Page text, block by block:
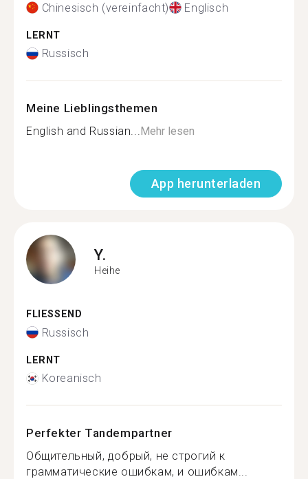
Chinesisch (vereinfacht) Englisch
LERNT
Russisch
Meine Lieblingsthemen
English and Russian...Mehr lesen
App herunterladen
Y.
Heihe
FLIESSEND
Russisch
LERNT
Koreanisch
Perfekter Tandempartner
Общительный, добрый, не строгий к
грамматические ошибкам, и ошибкам...